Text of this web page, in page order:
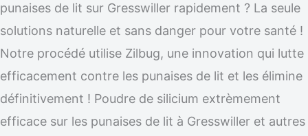
punaises de lit sur Gresswiller rapidement ? La seule
solutions naturelle et sans danger pour votre santé !
Notre procédé utilise Zilbug, une innovation qui lutte
efficacement contre les punaises de lit et les élimine
définitivement ! Poudre de silicium extrèmement
efficace sur les punaises de lit à Gresswiller et autres